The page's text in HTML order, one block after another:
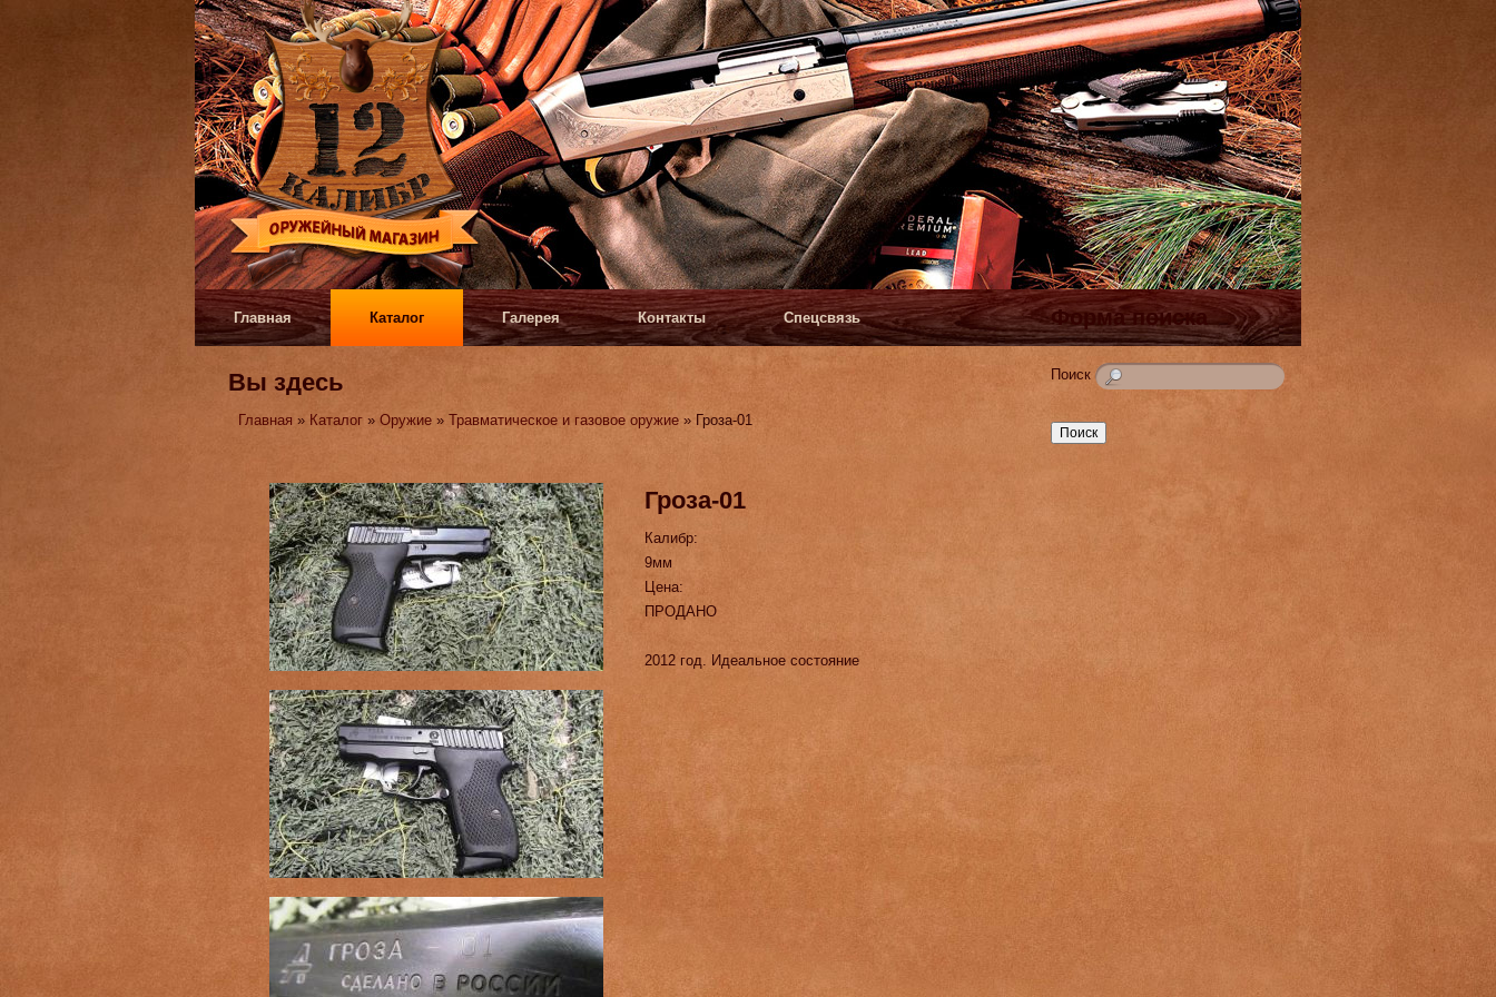
Форма поиска
Поиск
Главная Каталог Галерея Контакты Спецсвязь
Вы здесь
Главная » Каталог »Оружие »Травматическое и газовое оружие » Гроза-01
Гроза-01
Калибр:
9мм
Цена:
ПРОДАНО
2012 год. Идеальное состояние